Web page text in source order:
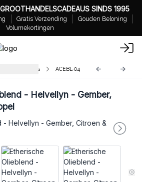
SINDS 1995
Gratis Verzending
Gouden Beloning
Volumekortingen
Olieblends ACEBL-04
- Helvellyn - Gember,